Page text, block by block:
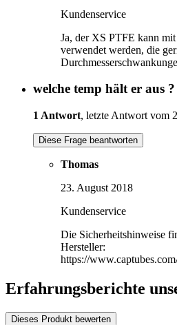
Kundenservice
Ja, der XS PTFE kann
verwendet werden, die
welche temp hält er aus ?
1 Antwort, letzte Antwort vom
Diese Frage beantworten
Thomas
23. August 2018
Kundenservice
Die Sicherheitshinweise
Hersteller:
https://
Erfahrungsberichte
Dieses Produkt bewerten